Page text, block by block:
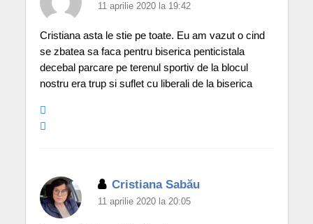
11 aprilie 2020 la 19:42
Cristiana asta le stie pe toate. Eu am vazut o cind
se zbatea sa faca pentru biserica penticistala
decebal parcare pe terenul sportiv de la blocul
nostru era trup si suflet cu liberali de la biserica
Cristiana Sabău
11 aprilie 2020 la 20:05